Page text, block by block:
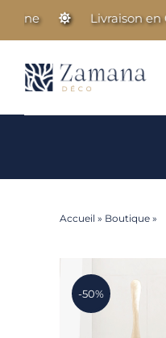
Livraison en
Accueil » Boutique»
-50%